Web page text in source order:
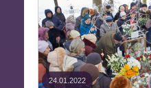
24.01.2022